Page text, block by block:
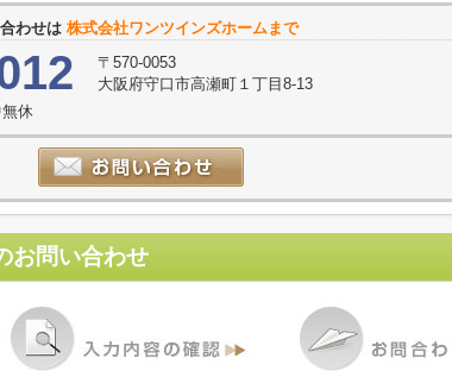
わせは 株式会社ワンツインズホームまで
〒570-0053
大阪府守口市高瀬町１丁目8-13
休
お問い合わせ